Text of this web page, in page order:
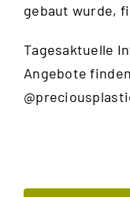
gebaut wurde,
Tagesaktuelle
Angebote